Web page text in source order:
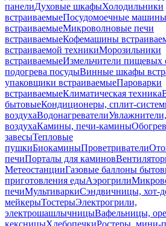
панелиДуховые шкафыХолодильники
встраиваемыеПосудомоечные машины
встраиваемыеМикроволновые печи
встраиваемыеКофемашины
встраиваемой техникиМорозильники
встраиваемыеИзмельчители пищевых
подогрева посудыВинные шкафы
упаковщики встраиваемыеПароварки
встраиваемыеКлиматическая техника
бытовыеКондиционеры, сплит-
воздухаВодонагреватели
воздухаКамины, печи-камины
завесыТепловые
пушкиБиокаминыПроветриватели
печиПорталы для каминов
МетеостанцииГазовые баллоны
приготовления едыАэрогрили
печиМультиваркиСэндвичницы, хот-
мейкерыТостерыЭлектрогрили,
электрошашлычницыВафельницы,
кексницыХлебопечкиРостеры, мини-